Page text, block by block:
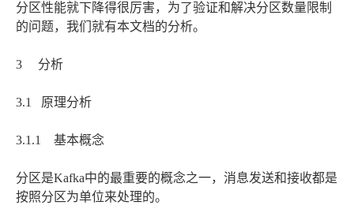
分区性能就下降得很厉害，为了验证和解决分区数量限制
的问题，我们就有本文档的分析。
3 分析
3.1 原理分析
3.1.1 基本概念
分区是Kafka中的最重要的概念之一，消息发送和接收都是
按照分区为单位来处理的。